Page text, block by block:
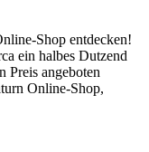
Shop entdecken!
ein halbes Dutzend
Preis angeboten
Online-Shop,